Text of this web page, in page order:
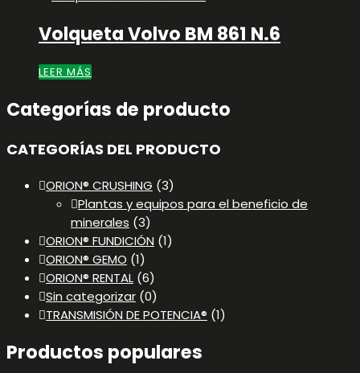
Volqueta Volvo BM 861 N.6
LEER MÁS
Categorías de producto
CATEGORÍAS DEL PRODUCTO
ORION® CRUSHING (3)
Plantas y equipos para el beneficio de
minerales (3)
ORION® FUNDICIÓN (1)
ORION® GEMO (1)
ORION® RENTAL (6)
Sin categorizar (0)
TRANSMISIÓN DE POTENCIA® (1)
Productos populares